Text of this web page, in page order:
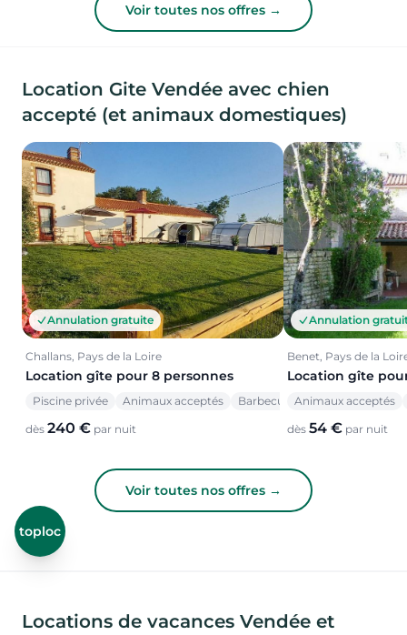
Voir toutes nos offres →
Location Gite Vendée avec chien
accepté (et animaux domestiques)
Annulation gratuite
Challans, Pays de la Loire
Location gîte pour 8 personnes
Piscine privée Animaux acceptés Barbecue
dès 240 € par nuit
Annulation
Benet, Pays de la
Location gîte
Animaux acceptés
dès 54 € par nuit
Voir toutes nos offres →
toploc
Locations de vacances Vendée et